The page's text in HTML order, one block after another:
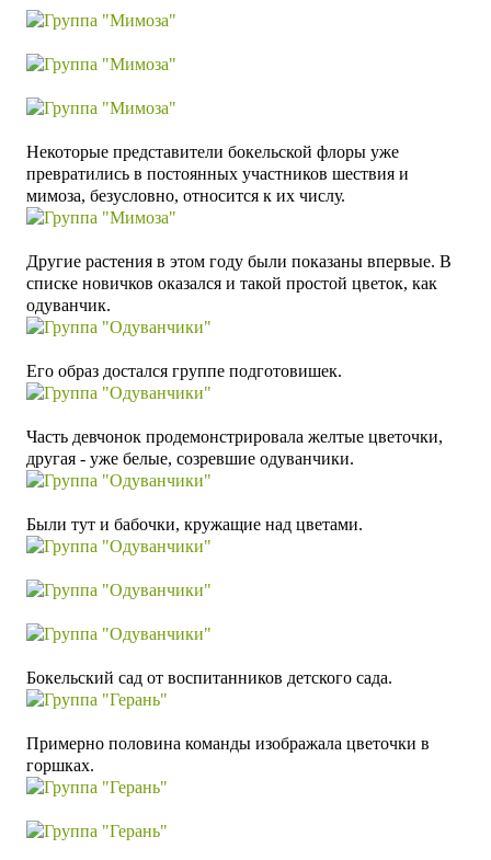
Некоторые представители бокельской флоры уже
превратились в постоянных участников шествия и
мимоза, безусловно, относится к их числу.
Другие растения в этом году были показаны впервые. В
списке новичков оказался и такой простой цветок, как
одуванчик.
Его образ достался группе подготовишек.
Часть девчонок продемонстрировала желтые цветочки,
другая - уже белые, созревшие одуванчики.
Были тут и бабочки, кружащие над цветами.
Бокельский сад от воспитанников детского сада.
Примерно половина команды изображала цветочки в
горшках.